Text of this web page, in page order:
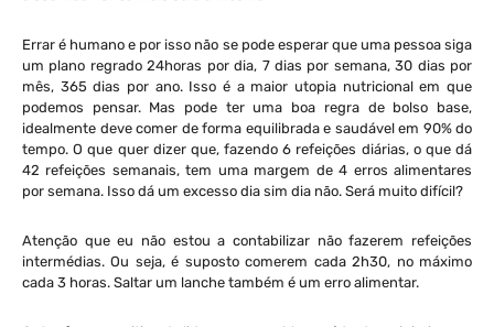
Errar é humano e por isso não se pode esperar que uma pessoa siga
um plano regrado 24horas por dia, 7 dias por semana, 30 dias por
mês, 365 dias por ano. Isso é a maior utopia nutricional em que
podemos pensar. Mas pode ter uma boa regra de bolso base,
idealmente deve comer de forma equilibrada e saudável em 90% do
tempo. O que quer dizer que, fazendo 6 refeições diárias, o que dá
42 refeições semanais, tem uma margem de 4 erros alimentares
por semana. Isso dá um excesso dia sim dia não. Será muito difícil?
Atenção que eu não estou a contabilizar não fazerem refeições
intermédias. Ou seja, é suposto comerem cada 2h30, no máximo
cada 3 horas. Saltar um lanche também é um erro alimentar.